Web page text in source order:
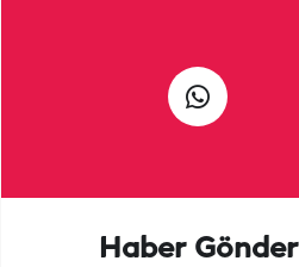
Haber Gönder